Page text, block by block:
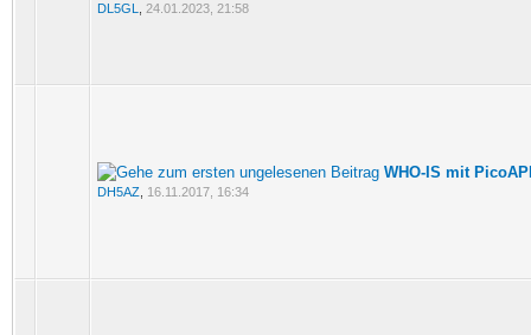
DL5GL 24.01.2023, 21:58
WHO-IS mit
DH5AZ 16.11.2017, 16:34